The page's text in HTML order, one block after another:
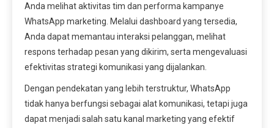
Anda melihat aktivitas tim dan performa kampanye
WhatsApp marketing. Melalui dashboard yang tersedia,
Anda dapat memantau interaksi pelanggan, melihat
respons terhadap pesan yang dikirim, serta mengevaluasi
efektivitas strategi komunikasi yang dijalankan.
Dengan pendekatan yang lebih terstruktur, WhatsApp
tidak hanya berfungsi sebagai alat komunikasi, tetapi juga
dapat menjadi salah satu kanal marketing yang efektif